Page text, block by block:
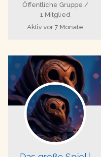
Öffentliche Gruppe /
1 Mitglied
Aktiv vor 7 Monate